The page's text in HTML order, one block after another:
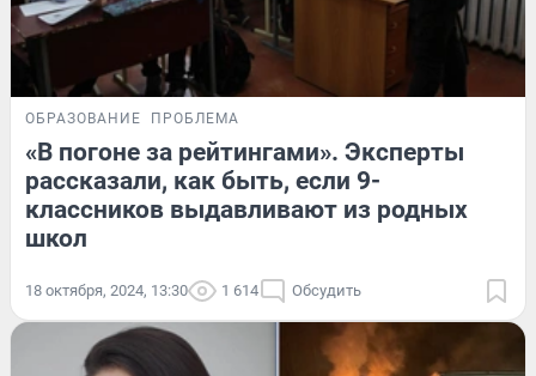
ОБРАЗОВАНИЕ ПРОБЛЕМА
«В погоне за рейтингами». Эксперты
рассказали, как быть, если 9-
классников выдавливают из родных
школ
18 октября, 2024, 13:30 1 614 Обсудить